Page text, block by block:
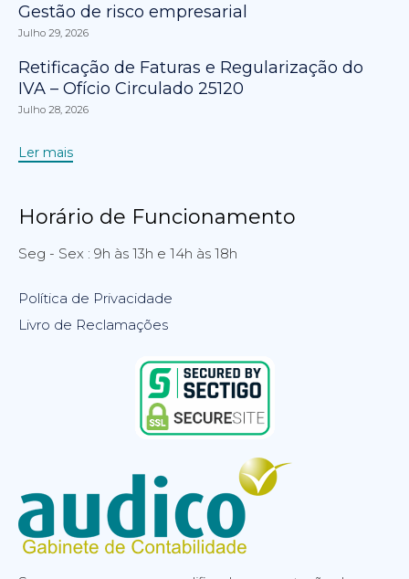
Gestão de risco empresarial
Julho 29, 2026
Retificação de Faturas e Regularização do
IVA – Ofício Circulado 25120
Julho 28, 2026
Ler mais
Horário de Funcionamento
Seg - Sex : 9h às 13h e 14h às 18h
Política de Privacidade
Livro de Reclamações